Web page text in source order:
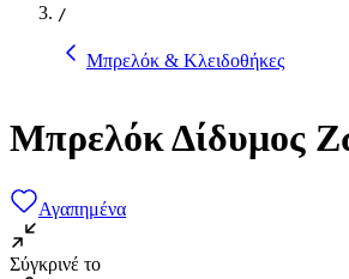
/
Μπρελόκ & Κλειδοθήκες
Μπρελόκ Δίδυμος
Αγαπημένα
Σύγκρινέ το